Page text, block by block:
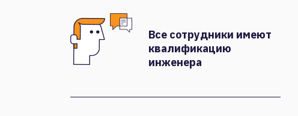
Все сотрудники имеют
квалификацию
инженера